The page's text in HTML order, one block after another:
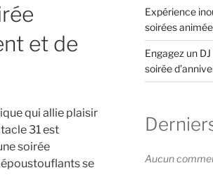
et de
qui allie plaisir
31 est
soirée
se
Expérience
soirées
Engagez un
soirée
Aucun